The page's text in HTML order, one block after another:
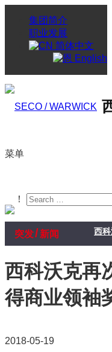
集团简介
职业发展
简体中文
English
菜单
！
突发/新闻 西科
西科沃克再
得商业领袖
2018-05-19